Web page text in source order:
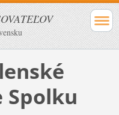
Spolku